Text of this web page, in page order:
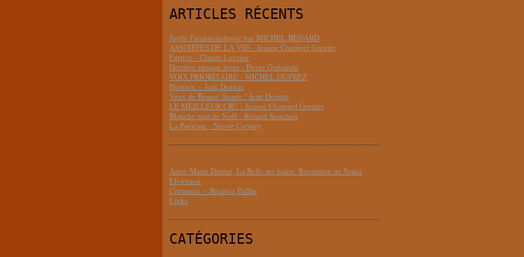
ARTICLES RÉCENTS
Saghi Farahmandpour par MICHEL BÉNARD
ASSOIFFÉS DE LA VIE - Jeanne Champel Grenier
Furtive - Claude Luezior
Derrière chaque front - Pierre Guérande
VOIX PRIORITAIRE - MICHEL DUPREZ
Horizon – Jean Dornac
Veux de Bonne Année ! Jean Dornac
LE MEILLEUR CRU - Jeanne Champel Grenier
Blanche nuit de Noël - Roland Souchon
La Poétesse - Nicole Coppey
Anne-Marie Derèse, La Belle me hante. Recension de Sonia
Elvireanu
Corbeaux – Béatrice Pailler
Links
CATÉGORIES